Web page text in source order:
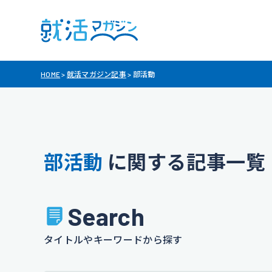
HOME> 就活マガジン記事 > 部活動
部活動 に関する記事一覧
Search
タイトルやキーワードから探す